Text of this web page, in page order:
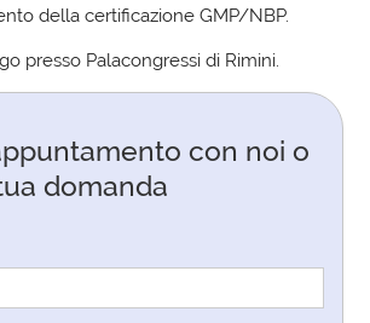
della certificazione GMP/NBP.
presso Palacongressi di Rimini.
con noi o
domanda